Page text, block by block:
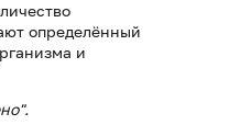
определённый
и